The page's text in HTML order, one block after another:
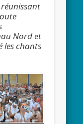
Nord et
les chants